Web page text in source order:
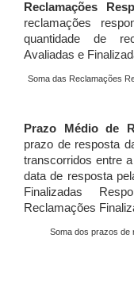
Reclamações
reclamações
quantidade de
Avaliadas e
Soma das Reclamações
Prazo Médio de
prazo de resposta
transcorridos entre
data de resposta
Finalizadas
Reclamações
Soma dos prazos de